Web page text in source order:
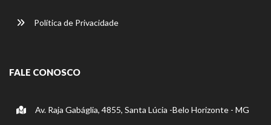
Política de Privacidade
FALE CONOSCO
Av. Raja Gabáglia, 4855, Santa Lúcia -Belo Horizonte - MG